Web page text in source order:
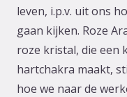
leven, i.p.v. uit ons
gaan kijken. Roze
roze kristal, die een
hartchakra maakt,
hoe we naar de